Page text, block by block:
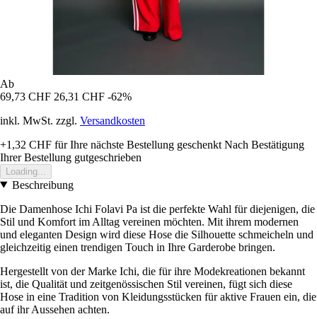
Ab
69,73 CHF 26,31 CHF -62%
inkl. MwSt. zzgl. Versandkosten
+1,32 CHF für Ihre nächste Bestellung geschenkt Nach Bestätigung
Ihrer Bestellung gutgeschrieben
Loading...
Beschreibung
Die Damenhose Ichi Folavi Pa ist die perfekte Wahl für diejenigen, die
Stil und Komfort im Alltag vereinen möchten. Mit ihrem modernen
und eleganten Design wird diese Hose die Silhouette schmeicheln und
gleichzeitig einen trendigen Touch in Ihre Garderobe bringen.
Hergestellt von der Marke Ichi, die für ihre Modekreationen bekannt
ist, die Qualität und zeitgenössischen Stil vereinen, fügt sich diese
Hose in eine Tradition von Kleidungsstücken für aktive Frauen ein, die
auf ihr Aussehen achten.